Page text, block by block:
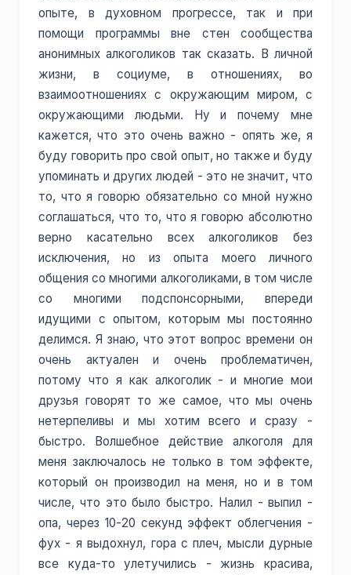
опыте, в духовном прогрессе, так и при
помощи программы вне стен сообщества
анонимных алкоголиков так сказать. В личной
жизни, в социуме, в отношениях, во
взаимоотношениях с окружающим миром, с
окружающими людьми. Ну и почему мне
кажется, что это очень важно - опять же, я
буду говорить про свой опыт, но также и буду
упоминать и других людей - это не значит, что
то, что я говорю обязательно со мной нужно
соглашаться, что то, что я говорю абсолютно
верно касательно всех алкоголиков без
исключения, но из опыта моего личного
общения со многими алкоголиками, в том числе
со многими подспонсорными, впереди
идущими с опытом, которым мы постоянно
делимся. Я знаю, что этот вопрос времени он
очень актуален и очень проблематичен,
потому что я как алкоголик - и многие мои
друзья говорят то же самое, что мы очень
нетерпеливы и мы хотим всего и сразу -
быстро. Волшебное действие алкоголя для
меня заключалось не только в том эффекте,
который он производил на меня, но и в том
числе, что это было быстро. Налил - выпил -
опа, через 10-20 секунд эффект облегчения -
фух - я выдохнул, гора с плеч, мысли дурные
все куда-то улетучились - жизнь красива,